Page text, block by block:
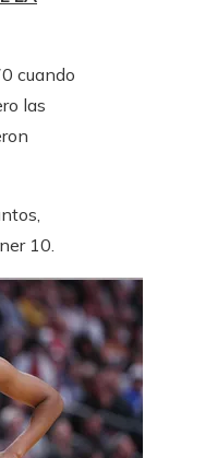
cuando
las
10.